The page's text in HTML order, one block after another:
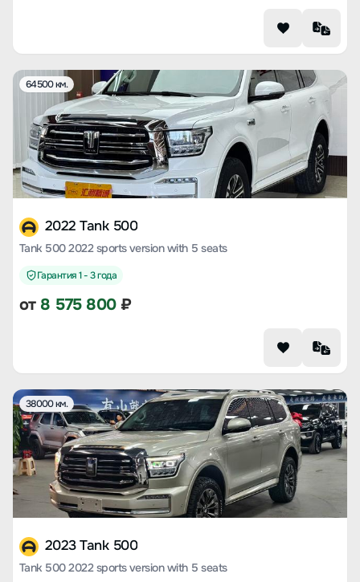
64500 км.
2022 Tank 500
Tank 500 2022 sports version with 5 seats
Гарантия 1 - 3 года
от 8 575 800₽
38000 км.
2023 Tank 500
Tank 500 2022 sports version with 5 seats